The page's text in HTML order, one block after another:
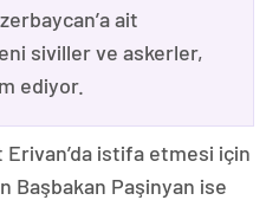
ait
siviller ve askerler,
ediyor.
istifa etmesi için
Başbakan Paşinyan ise